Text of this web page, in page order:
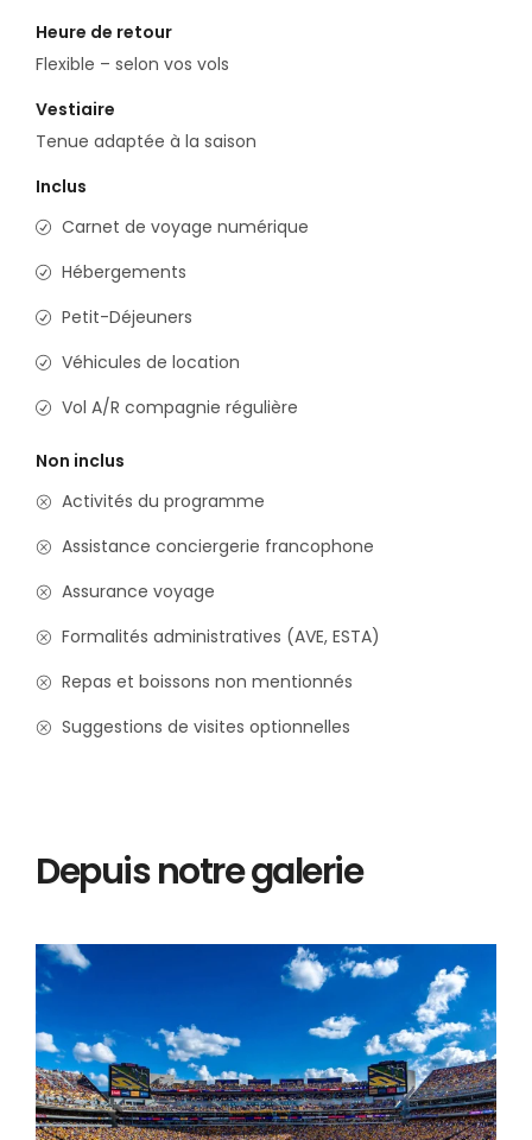
Heure de retour
Flexible – selon vos vols
Vestiaire
Tenue adaptée à la saison
Inclus
Carnet de voyage numérique
Hébergements
Petit-Déjeuners
Véhicules de location
Vol A/R compagnie régulière
Non inclus
Activités du programme
Assistance conciergerie francophone
Assurance voyage
Formalités administratives (AVE, ESTA)
Repas et boissons non mentionnés
Suggestions de visites optionnelles
Depuis notre galerie